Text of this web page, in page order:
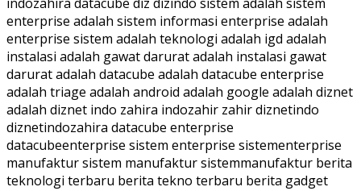
enterprise adalah sistem informasi enterprise adalah
enterprise sistem adalah teknologi adalah igd adalah
instalasi adalah gawat darurat adalah instalasi gawat
darurat adalah datacube adalah datacube enterprise
adalah triage adalah android adalah google adalah diznet
adalah diznet indo zahira indozahir zahir diznetindo
diznetindozahira datacube enterprise
datacubeenterprise sistem enterprise sistementerprise
manufaktur sistem manufaktur sistemmanufaktur berita
teknologi terbaru berita tekno terbaru berita gadget